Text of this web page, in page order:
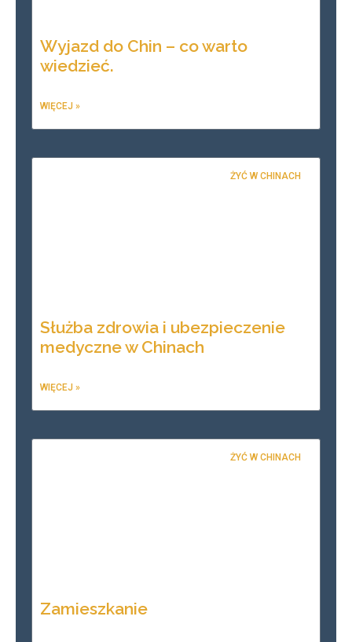
Wyjazd do Chin – co warto
wiedzieć.
WIĘCEJ »
ŻYĆ W CHINACH
Służba zdrowia i ubezpieczenie
medyczne w Chinach
WIĘCEJ »
ŻYĆ W CHINACH
Zamieszkanie